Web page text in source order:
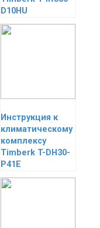
D10HU
Инструкция к
климатическому
комплексу
Timberk T-DH30-
P41E